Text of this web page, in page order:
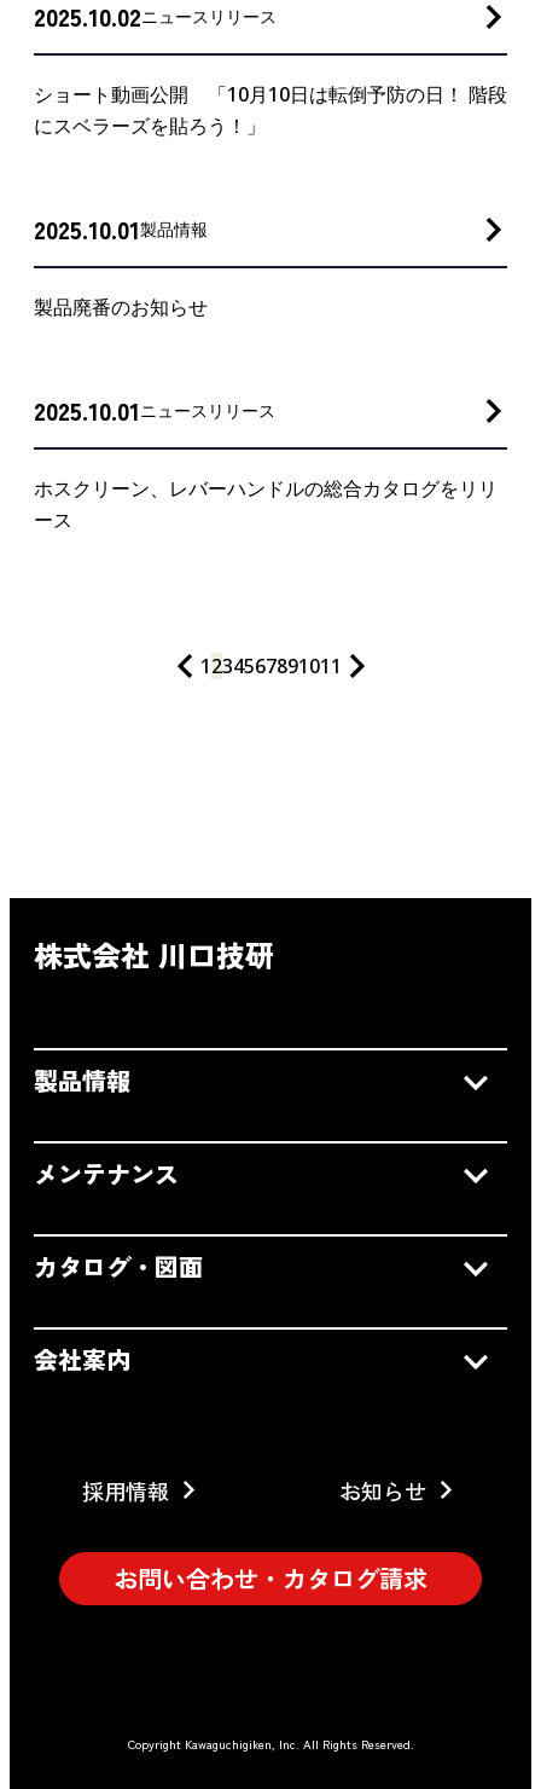
2025.10.02ニュースリリース
ショート動画公開 「10月10日は転倒予防の日！ 階段
にスベラーズを貼ろう！」
2025.10.01製品情報
製品廃番のお知らせ
2025.10.01ニュースリリース
ホスクリーン、レバーハンドルの総合カタログをリリ
ース
1234567891011
株式会社 川口技研
製品情報
メンテナンス
カタログ・図面
会社案内
採用情報 お知らせ
お問い合わせ・カタログ請求
Copyright Kawaguchigiken, Inc. All Rights Reserved.